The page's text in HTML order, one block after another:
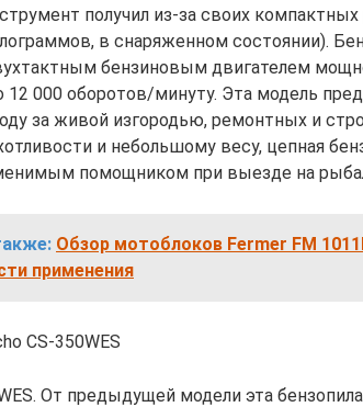
получил из-за своих
в снаряженном состоянии).
бензиновым двигателем
12 000 оборотов/минуту. Эта модель
за живой изгородью, ремонтных и
и небольшому весу, цепная
помощником при выезде на
Обзор мотоблоков Fermer FM
применения
CS-350WES
От предыдущей модели эта